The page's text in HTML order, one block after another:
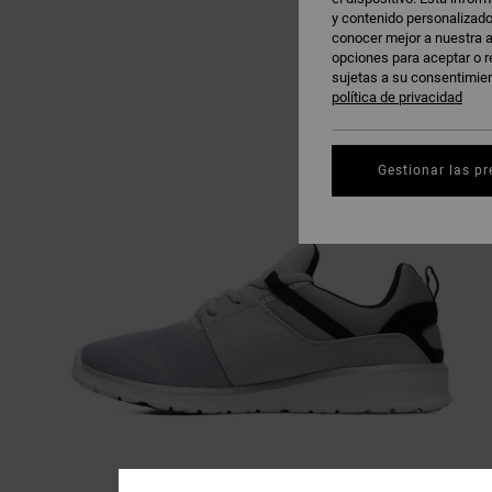
y contenido
conocer mejor a nuestra
opciones para aceptar o
sujetas a su
política de privacidad
Gestionar las